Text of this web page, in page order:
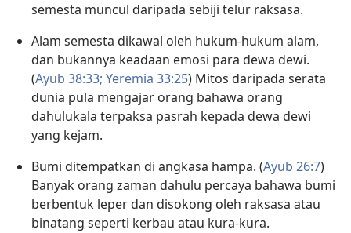
semesta muncul daripada sebiji telur raksasa.
Alam semesta dikawal oleh hukum-hukum alam,
dan bukannya keadaan emosi para dewa dewi.
(Ayub 38:33; Yeremia 33:25) Mitos daripada serata
dunia pula mengajar orang bahawa orang
dahulukala terpaksa pasrah kepada dewa dewi
yang kejam.
Bumi ditempatkan di angkasa hampa. (Ayub 26:7)
Banyak orang zaman dahulu percaya bahawa bumi
berbentuk leper dan disokong oleh raksasa atau
binatang seperti kerbau atau kura-kura.